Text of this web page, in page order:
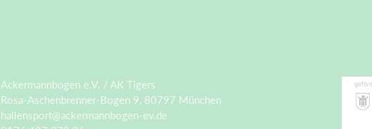
Ackermannbogen e.V. / AK Tigers
Rosa-Aschenbrenner-Bogen 9, 80797 München
hallensport@ackermannbogen-ev.de